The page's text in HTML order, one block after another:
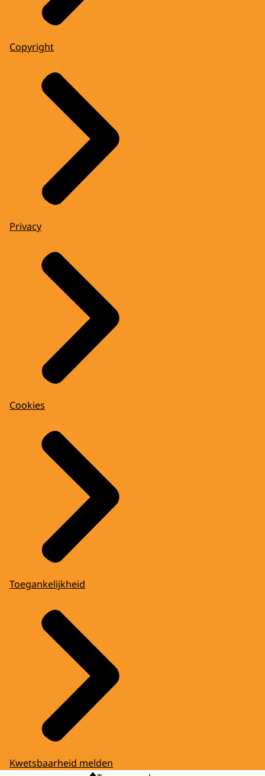
Copyright
Privacy
Cookies
Toegankelijkheid
Kwetsbaarheid melden